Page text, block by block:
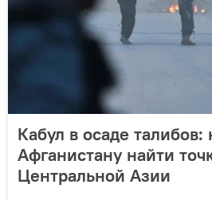
Кабул в осаде талибов:
Афганистану найти
Центральной Азии